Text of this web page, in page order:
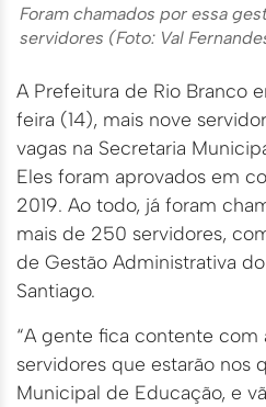
Foram chamados por essa
servidores (Foto: Val
A Prefeitura de Rio Branco
feira (14), mais nove
vagas na Secretaria
Eles foram aprovados em
2019. Ao todo, já foram
mais de 250 servidores,
de Gestão Administrativa
Santiago.
“A gente fica contente com
servidores que estarão nos
Municipal de Educação, e